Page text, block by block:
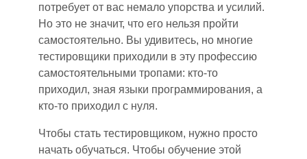
потребует от вас немало упорства и усилий.
Но это не значит, что его нельзя пройти
самостоятельно. Вы удивитесь, но многие
тестировщики приходили в эту профессию
самостоятельными тропами: кто-то
приходил, зная языки программирования, а
кто-то приходил с нуля.
Чтобы стать тестировщиком, нужно просто
начать обучаться. Чтобы обучение этой